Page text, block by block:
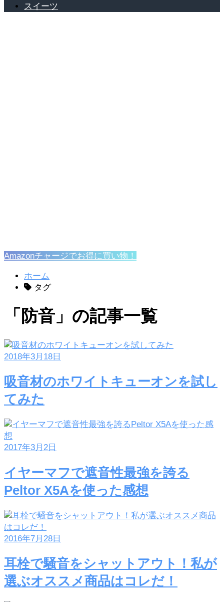
スイーツ
Amazonチャージでお得に買い物！
ホーム
タグ
「防音」の記事一覧
2018年3月18日
吸音材のホワイトキューオンを試し
てみた
2017年3月2日
イヤーマフで遮音性最強を誇る
Peltor X5Aを使った感想
2016年7月28日
耳栓で騒音をシャットアウト！私が
選ぶオススメ商品はコレだ！